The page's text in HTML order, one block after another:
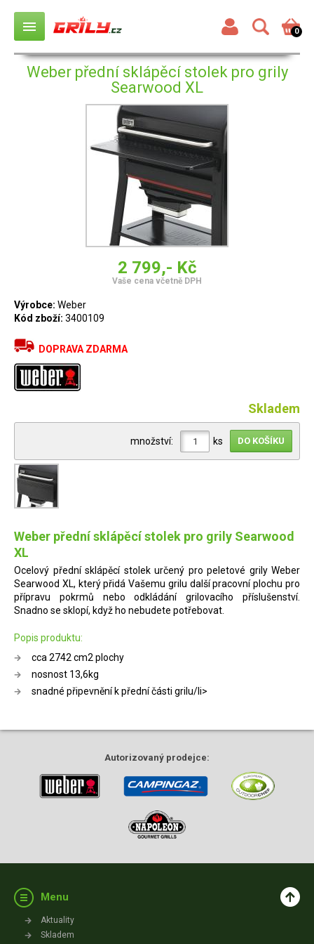
0
menu
Weber přední sklápěcí stolek pro grily
Searwood XL
2 799,- Kč
Vaše cena včetně DPH
Výrobce: Weber
Kód zboží: 3400109
DOPRAVA ZDARMA
Skladem
množství: ks
Weber přední sklápěcí stolek pro grily Searwood
XL
Ocelový přední sklápěcí stolek určený pro peletové grily Weber
Searwood XL, který přidá Vašemu grilu další pracovní plochu pro
přípravu pokrmů nebo odkládání grilovacího příslušenství.
Snadno se sklopí, když ho nebudete potřebovat.
Popis produktu:
cca 2742 cm2 plochy
nosnost 13,6kg
snadné připevnění k přední části grilu/li>
Autorizovaný prodejce:
Menu
Aktuality
Skladem